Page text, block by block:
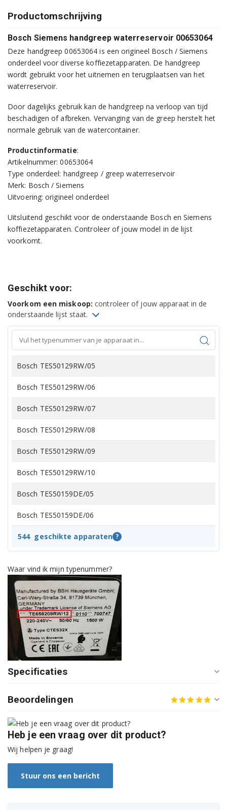
Productomschrijving
Bosch Siemens handgreep waterreservoir 00653064
Deze handgreep 00653064 is een origineel Bosch / Siemens
onderdeel voor diverse koffiezetapparaten. De handgreep
wordt gebruikt voor het uitnemen en terugplaatsen van het
waterreservoir.
Door dagelijks gebruik kan de handgreep na verloop van tijd
beschadigen of afbreken. Vervanging van de greep herstelt het
normale gebruik van de watercontainer.
Productinformatie:
Artikelnummer: 00653064
Type onderdeel: handgreep / greep waterreservoir
Merk: Bosch / Siemens
Uitvoering: origineel onderdeel
Uitsluitend geschikt voor de onderstaande Bosch en Siemens
koffiezetapparaten. Controleer of jouw model in de lijst
voorkomt.
Geschikt voor:
Voorkom een miskoop: controleer of jouw apparaat in de
onderstaande lijst staat.
Bosch TES50129RW/05
Bosch TES50129RW/06
Bosch TES50129RW/07
Bosch TES50129RW/08
Bosch TES50129RW/09
Bosch TES50129RW/10
Bosch TES50159DE/05
Bosch TES50159DE/06
Bosch TES50159DE/07
Bosch TES50159DE/09
Bosch TES50159DE/10
Bosch TES50189CN/06
Bosch TES50189CN/07
Bosch TES50221GB/07
Bosch TES50221GB/08
Bosch TES50221GB/09
Bosch TES50221GB/10
544 geschikte apparaten ?
Waar vind ik mijn typenummer?
Specificaties
Beoordelingen
Heb je een vraag over dit product?
Wij helpen je graag!
Stuur ons een bericht